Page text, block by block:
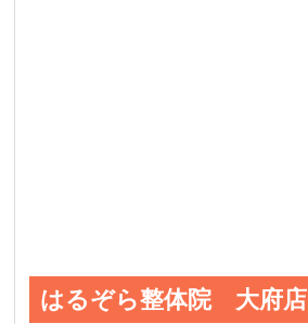
はるぞら整体院 大府店